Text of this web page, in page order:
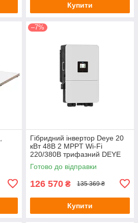
Купити
–7%
Гібридний інвертор Deye 20
кВт 48В 2 MPPT Wi-Fi
220/380В трифазний DEYE
Готово до відправки
126 570 ₴ 135 369 ₴
Купити